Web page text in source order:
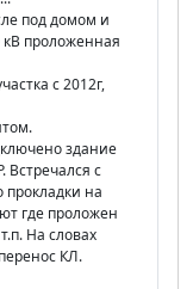
под домом и
кВ проложенная
с 2012г,
здание
с
прокладки на
где проложен
На словах
КЛ.